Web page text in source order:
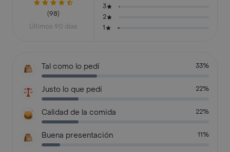
(98)
Últimos 90 días
3
2
1
Tal como lo pedí 33%
Justo lo que pedí 22%
Calidad de la comida 22%
Buena presentación 11%